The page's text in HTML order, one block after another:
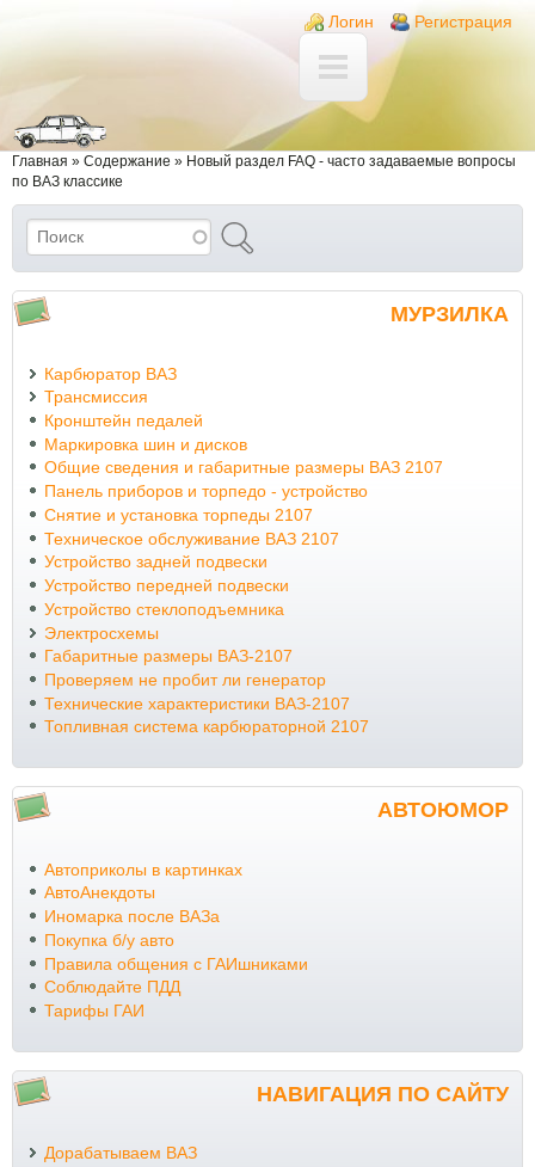
Login links
Логин Регистрация
Вы здесь
Главная » Содержание » Новый раздел FAQ - часто задаваемые вопросы
по ВАЗ классике
Форма поиска
Поиск
МУРЗИЛКА
Карбюратор ВАЗ
Трансмиссия
Кронштейн педалей
Маркировка шин и дисков
Общие сведения и габаритные размеры ВАЗ 2107
Панель приборов и торпедо - устройство
Снятие и установка торпеды 2107
Техническое обслуживание ВАЗ 2107
Устройство задней подвески
Устройство передней подвески
Устройство стеклоподъемника
Электросхемы
Габаритные размеры ВАЗ-2107
Проверяем не пробит ли генератор
Технические характеристики ВАЗ-2107
Топливная система карбюраторной 2107
АВТОЮМОР
Автоприколы в картинках
АвтоАнекдоты
Иномарка после ВАЗа
Покупка б/у авто
Правила общения с ГАИшниками
Соблюдайте ПДД
Тарифы ГАИ
НАВИГАЦИЯ ПО САЙТУ
Дорабатываем ВАЗ